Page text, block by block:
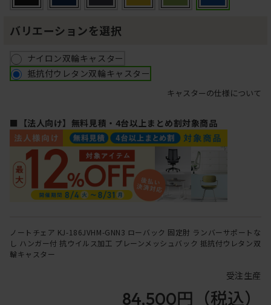
バリエーションを選択
ナイロン双輪キャスター
抵抗付ウレタン双輪キャスター
キャスターの仕様について
■【法人向け】無料見積・4台以上まとめ割対象商品
ノートチェア KJ-186JVHM-GNN3 ローバック 固定肘 ランバーサポートな
し ハンガー付 抗ウイルス加工 プレーンメッシュバック 抵抗付ウレタン双
輪キャスター
受注生産
84,500円 （税込）